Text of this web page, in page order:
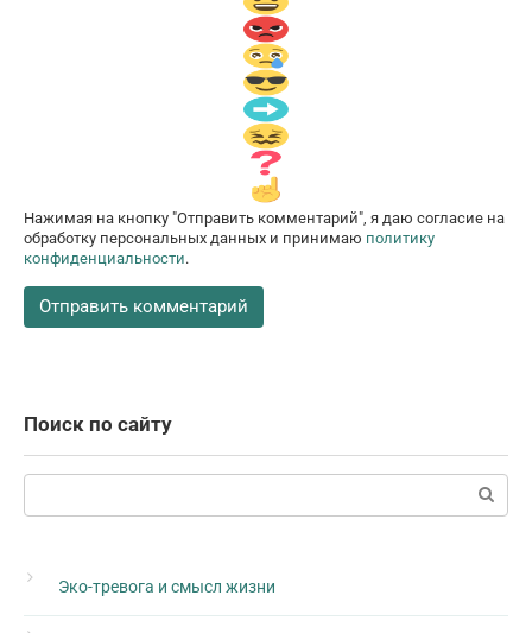
Нажимая на кнопку "Отправить комментарий", я даю согласие на
обработку персональных данных и принимаю политику
конфиденциальности.
Поиск по сайту
Поиск:
Эко-тревога и смысл жизни